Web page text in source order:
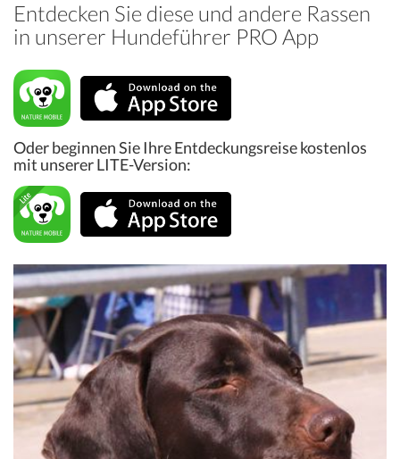
Entdecken Sie diese und andere Rassen
in unserer Hundeführer PRO App
Oder beginnen Sie Ihre Entdeckungsreise kostenlos
mit unserer LITE-Version: